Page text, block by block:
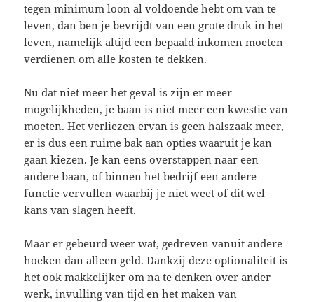
tegen minimum loon al voldoende hebt om van te
leven, dan ben je bevrijdt van een grote druk in het
leven, namelijk altijd een bepaald inkomen moeten
verdienen om alle kosten te dekken.
Nu dat niet meer het geval is zijn er meer
mogelijkheden, je baan is niet meer een kwestie van
moeten. Het verliezen ervan is geen halszaak meer,
er is dus een ruime bak aan opties waaruit je kan
gaan kiezen. Je kan eens overstappen naar een
andere baan, of binnen het bedrijf een andere
functie vervullen waarbij je niet weet of dit wel
kans van slagen heeft.
Maar er gebeurd weer wat, gedreven vanuit andere
hoeken dan alleen geld. Dankzij deze optionaliteit is
het ook makkelijker om na te denken over ander
werk, invulling van tijd en het maken van